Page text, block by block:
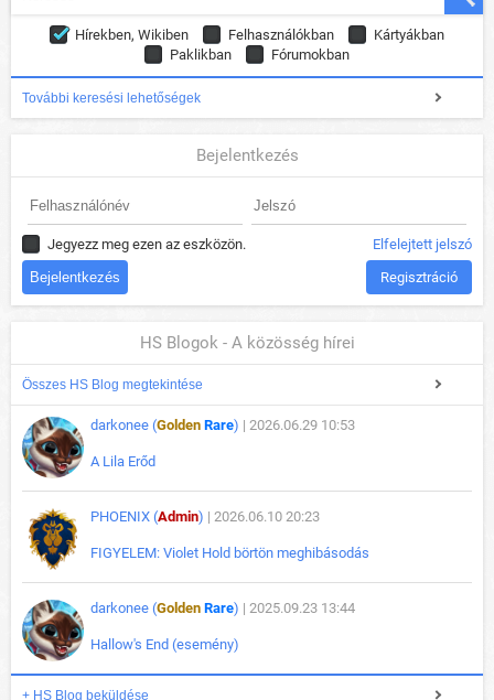
Hírekben, Wikiben Felhasználókban
Kártyákban
Paklikban
Fórumokban
További keresési lehetőségek
Bejelentkezés
Jegyezz meg ezen az eszközön. Elfelejtett jelszó
Regisztráció
HS Blogok - A közösség hírei
Összes HS Blog megtekintése
darkonee (Golden Rare) | 2026.06.29 10:53
A Lila Erőd
PHOENIX (Admin) | 2026.06.10 20:23
FIGYELEM: Violet Hold börtön meghibásodás
darkonee (Golden Rare) | 2025.09.23 13:44
Hallow's End (esemény)
+ HS Blog beküldése